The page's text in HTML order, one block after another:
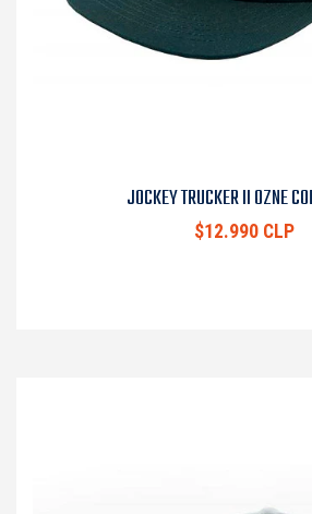
JOCKEY TRUCKER II OZNE
$12.990 CLP